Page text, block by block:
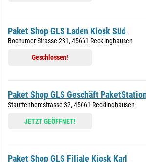
Paket Shop GLS Laden Kiosk Süd
Bochumer Strasse 231, 45661 Recklinghausen
Geschlossen!
Paket Shop GLS Geschäft
Stauffenbergstrasse 32, 45661 Recklinghausen
JETZT GEÖFFNET!
Paket Shop GLS Filiale Kiosk Karl